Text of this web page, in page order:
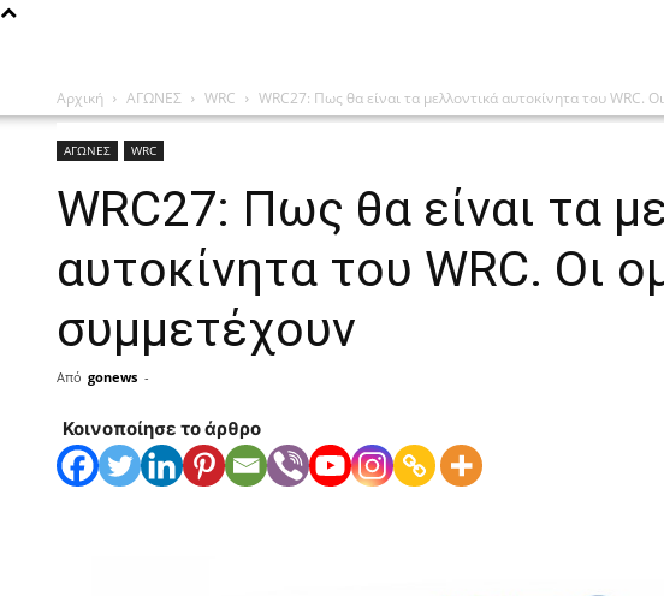
Αρχική ΑΓΩΝΕΣ WRC WRC27: Πως θα είναι τα μελλοντικά αυτοκίνητα του WRC.
ΑΓΩΝΕΣ WRC
WRC27: Πως θα είναι τα
αυτοκίνητα του WRC. Οι
συμμετέχουν
Από gonews -
Κοινοποίησε το άρθρο